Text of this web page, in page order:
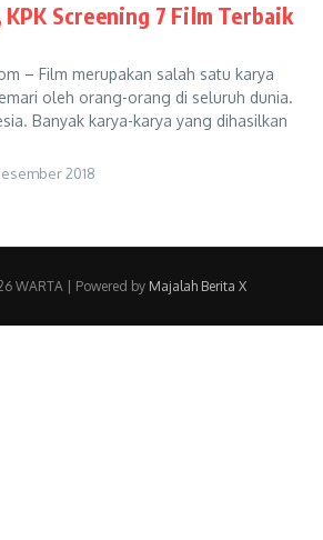
Screening 7 Film Terbaik
– Film merupakan salah satu karya
oleh orang-orang di seluruh dunia.
Banyak karya-karya yang dihasilkan
2018
WARTA | Powered by Majalah Berita X